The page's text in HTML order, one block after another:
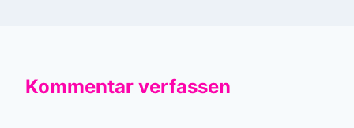
Kommentar verfassen